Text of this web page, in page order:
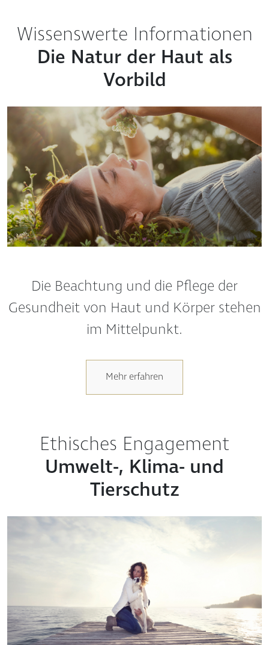
Die Natur der Haut als
Vorbild
Gesundheit von Haut und Körper stehen
im Mittelpunkt.
Mehr erfahren
Umwelt-, Klima- und
Tierschutz